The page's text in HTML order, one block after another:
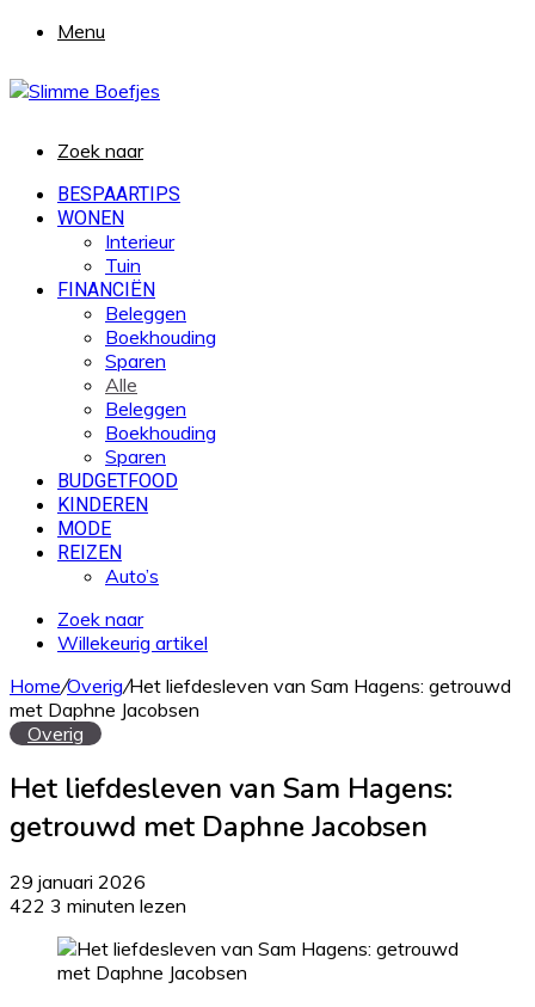
Menu
Zoek naar
BESPAARTIPS
WONEN
Interieur
Tuin
FINANCIËN
Beleggen
Boekhouding
Sparen
Alle
Beleggen
Boekhouding
Sparen
BUDGETFOOD
KINDEREN
MODE
REIZEN
Auto’s
Zoek naar
Willekeurig artikel
Home/Overig/Het liefdesleven van Sam Hagens: getrouwd
met Daphne Jacobsen
Overig
Het liefdesleven van Sam Hagens:
getrouwd met Daphne Jacobsen
29 januari 2026
422 3 minuten lezen